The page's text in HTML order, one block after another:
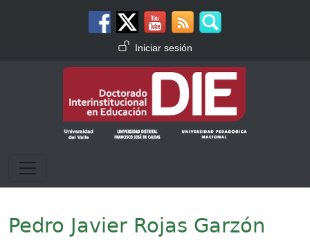
Menú de cuenta de usuario
Iniciar sesión
Pedro Javier Rojas Garzón